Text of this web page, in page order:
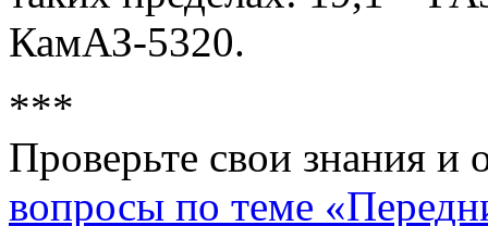
КамАЗ-5320.
***
Проверьте свои знания и
вопросы по теме